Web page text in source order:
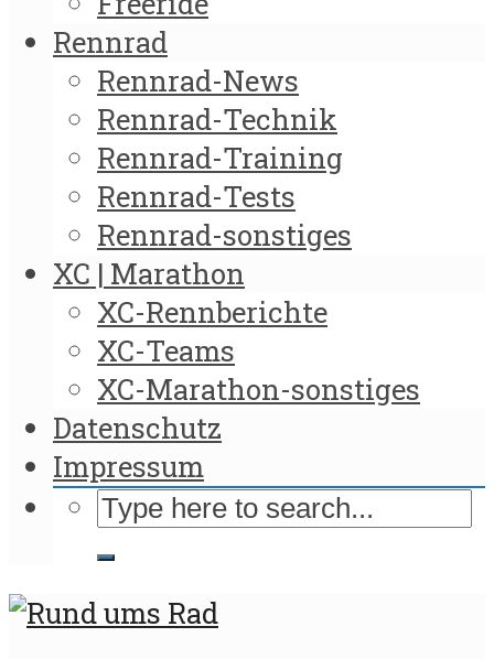
Rennrad
Rennrad-News
Rennrad-Technik
Rennrad-Training
Rennrad-Tests
Rennrad-sonstiges
XC | Marathon
XC-Rennberichte
XC-Teams
XC-Marathon-sonstiges
Datenschutz
Impressum